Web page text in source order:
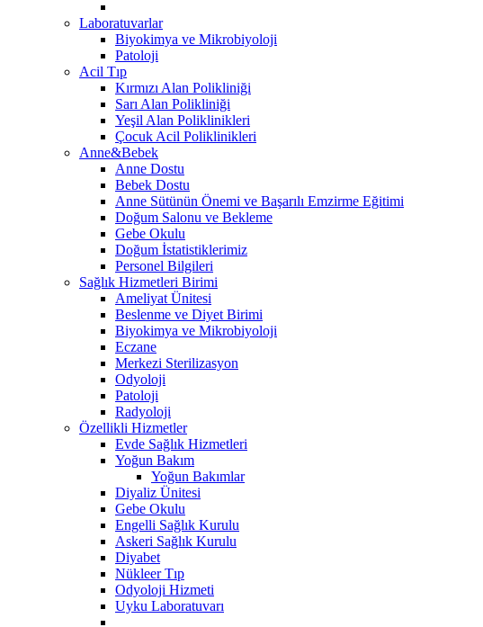
Laboratuvarlar
Biyokimya ve Mikrobiyoloji
Patoloji
Acil Tıp
Kırmızı Alan Polikliniği
Sarı Alan Polikliniği
Yeşil Alan Poliklinikleri
Çocuk Acil Poliklinikleri
Anne&Bebek
Anne Dostu
Bebek Dostu
Anne Sütünün Önemi ve Başarılı Emzirme Eğitimi
Doğum Salonu ve Bekleme
Gebe Okulu
Doğum İstatistiklerimiz
Personel Bilgileri
Sağlık Hizmetleri Birimi
Ameliyat Ünitesi
Beslenme ve Diyet Birimi
Biyokimya ve Mikrobiyoloji
Eczane
Merkezi Sterilizasyon
Odyoloji
Patoloji
Radyoloji
Özellikli Hizmetler
Evde Sağlık Hizmetleri
Yoğun Bakım
Yoğun Bakımlar
Diyaliz Ünitesi
Gebe Okulu
Engelli Sağlık Kurulu
Askeri Sağlık Kurulu
Diyabet
Nükleer Tıp
Odyoloji Hizmeti
Uyku Laboratuvarı